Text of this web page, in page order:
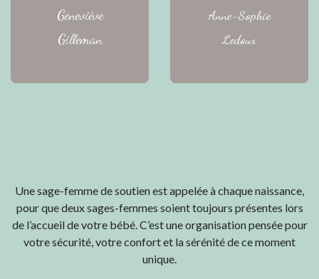
Geneviève
Gilleman
Anne-Sophie
Ledoux
Une sage-femme de soutien est appelée à chaque naissance,
pour que deux sages-femmes soient toujours présentes lors
de l’accueil de votre bébé. C’est une organisation pensée pour
votre sécurité, votre confort et la sérénité de ce moment
unique.